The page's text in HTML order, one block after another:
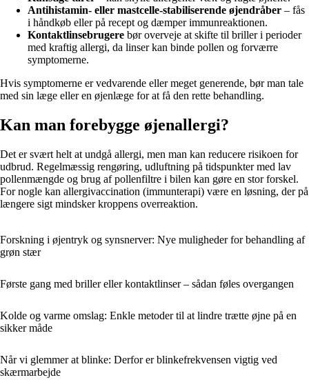
Antihistamin- eller mastcelle-stabiliserende øjendråber – fås
i håndkøb eller på recept og dæmper immunreaktionen.
Kontaktlinsebrugere bør overveje at skifte til briller i perioder
med kraftig allergi, da linser kan binde pollen og forværre
symptomerne.
Hvis symptomerne er vedvarende eller meget generende, bør man tale
med sin læge eller en øjenlæge for at få den rette behandling.
Kan man forebygge øjenallergi?
Det er svært helt at undgå allergi, men man kan reducere risikoen for
udbrud. Regelmæssig rengøring, udluftning på tidspunkter med lav
pollenmængde og brug af pollenfiltre i bilen kan gøre en stor forskel.
For nogle kan allergivaccination (immunterapi) være en løsning, der på
længere sigt mindsker kroppens overreaktion.
Forskning i øjentryk og synsnerver: Nye muligheder for behandling af
grøn stær
Første gang med briller eller kontaktlinser – sådan føles overgangen
Kolde og varme omslag: Enkle metoder til at lindre trætte øjne på en
sikker måde
Når vi glemmer at blinke: Derfor er blinkefrekvensen vigtig ved
skærmarbejde